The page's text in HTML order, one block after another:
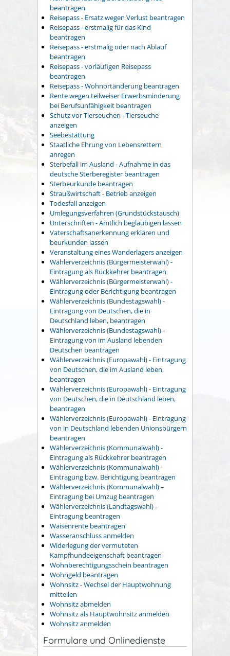
beantragen
Reisepass - Ersatz wegen Verlust beantragen
Reisepass - erstmalig für das Kind
beantragen
Reisepass - erstmalig oder nach Ablauf
beantragen
Reisepass - vorläufigen Reisepass
beantragen
Reisepass - Wohnortänderung beantragen
Rente wegen teilweiser Erwerbsminderung
bei Berufsunfähigkeit beantragen
Schutz vor Tierseuchen - Tierseuche
anzeigen
Seebestattung
Staatliche Ehrung von Lebensrettern
anregen
Sterbefall im Ausland - Aufnahme in das
deutsche Sterberegister beantragen
Sterbeurkunde beantragen
Straußwirtschaft - Betrieb anzeigen
Todesfall anzeigen
Umlegungsverfahren (Grundstückstausch)
Unterschriften - Amtlich beglaubigen lassen
Vaterschaftsanerkennung erklären und
beurkunden lassen
Veranstaltung eines Wanderlagers anzeigen
Wählerverzeichnis (Bürgermeisterwahl) -
Eintragung als Rückkehrer beantragen
Wählerverzeichnis (Bürgermeisterwahl) -
Eintragung oder Berichtigung beantragen
Wählerverzeichnis (Bundestagswahl) -
Eintragung von Deutschen, die in
Deutschland leben, beantragen
Wählerverzeichnis (Bundestagswahl) -
Eintragung von im Ausland lebenden
Deutschen beantragen
Wählerverzeichnis (Europawahl) - Eintragung
von Deutschen, die im Ausland leben,
beantragen
Wählerverzeichnis (Europawahl) - Eintragung
von Deutschen, die in Deutschland leben,
beantragen
Wählerverzeichnis (Europawahl) - Eintragung
von in Deutschland lebenden Unionsbürgern
beantragen
Wählerverzeichnis (Kommunalwahl) -
Eintragung als Rückkehrer beantragen
Wählerverzeichnis (Kommunalwahl) -
Eintragung bzw. Berichtigung beantragen
Wählerverzeichnis (Kommunalwahl) –
Eintragung bei Umzug beantragen
Wählerverzeichnis (Landtagswahl) -
Eintragung beantragen
Waisenrente beantragen
Wasseranschluss anmelden
Widerlegung der vermuteten
Kampfhundeeigenschaft beantragen
Wohnberechtigungsschein beantragen
Wohngeld beantragen
Wohnsitz - Wechsel der Hauptwohnung
mitteilen
Wohnsitz abmelden
Wohnsitz als Hauptwohnsitz anmelden
Wohnsitz anmelden
Formulare und Onlinedienste